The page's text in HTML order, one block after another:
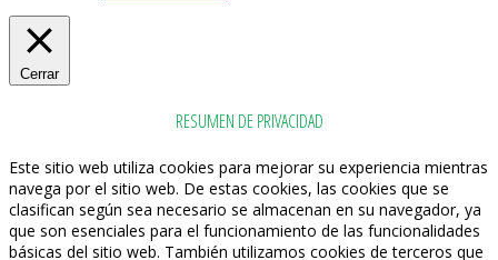
Cerrar
RESUMEN DE PRIVACIDAD
Este sitio web utiliza cookies para mejorar su experiencia mientras
navega por el sitio web. De estas cookies, las cookies que se
clasifican según sea necesario se almacenan en su navegador, ya
que son esenciales para el funcionamiento de las funcionalidades
básicas del sitio web. También utilizamos cookies de terceros que